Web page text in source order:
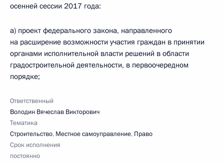
осенней сессии 2017 года:
а) проект федерального закона, направленного
на расширение возможности участия граждан в принятии
органами исполнительной власти решений в области
градостроительной деятельности, в первоочередном
порядке;
Ответственный
Володин Вячеслав Викторович
Тематика
Строительство, Местное самоуправление, Право
Срок исполнения
постоянно